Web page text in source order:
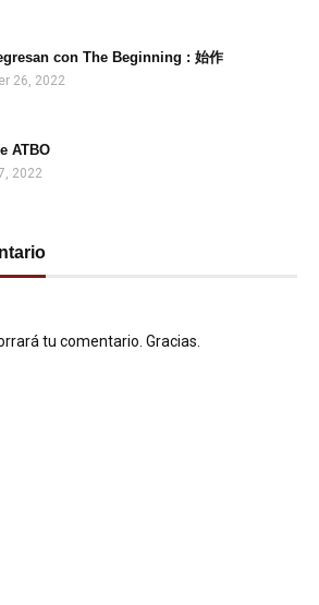
con The Beginning : 始作
26, 2022
ATBO
2022
tu comentario. Gracias.